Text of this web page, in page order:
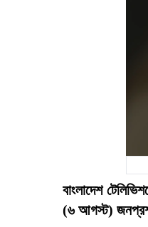
বাংলাদেশ
(৬ আগস্ট)